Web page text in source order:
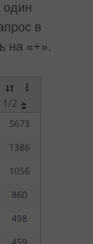
один
в
на «+».